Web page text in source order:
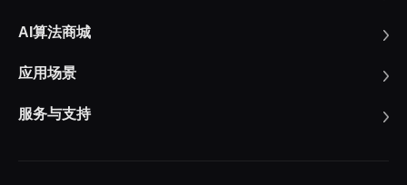
AI算法商城
应用场景
服务与支持